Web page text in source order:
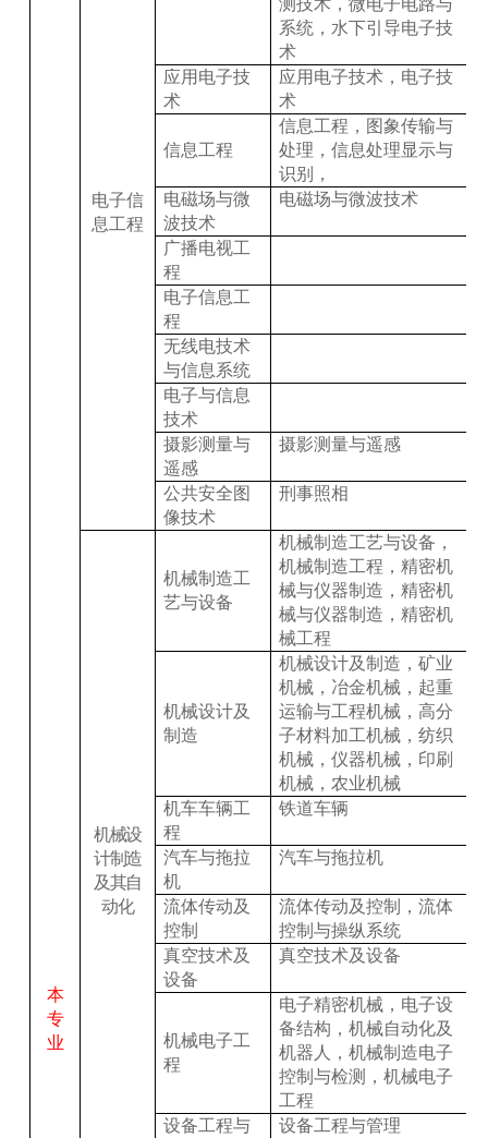
本
专
业
电子信
息工程
系统，水下引导电子技
术
应用电子技
术
应用电子技术，电子技
术
信息工程
信息工程，图象传输与
处理，信息处理显示与
识别，
电磁场与微
波技术
电磁场与微波技术
广播电视工
程
电子信息工
程
无线电技术
与信息系统
电子与信息
技术
摄影测量与
遥感
摄影测量与遥感
公共安全图
像技术
刑事照相
机械设
计制造
及其自
动化
机械制造工
艺与设备
机械制造工艺与设备，
机械制造工程，精密机
械与仪器制造，精密机
械与仪器制造，精密机
械工程
机械设计及
制造
机械设计及制造，矿业
机械，冶金机械，起重
运输与工程机械，高分
子材料加工机械，纺织
机械，仪器机械，印刷
机械，农业机械
机车车辆工
程
铁道车辆
汽车与拖拉
机
汽车与拖拉机
流体传动及
控制
流体传动及控制，流体
控制与操纵系统
真空技术及
设备
真空技术及设备
机械电子工
程
电子精密机械，电子设
备结构，机械自动化及
机器人，机械制造电子
控制与检测，机械电子
工程
设备工程与
设备工程与管理